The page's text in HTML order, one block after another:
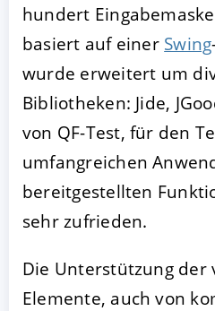
hundert
basiert auf einer Swing
wurde erweitert um
Bibliotheken: Jide,
von QF-Test, für den
umfangreichen
bereitgestellten
sehr zufrieden.
Die Unterstützung der
Elemente, auch von
AKZEPTIEREN
Impressum|